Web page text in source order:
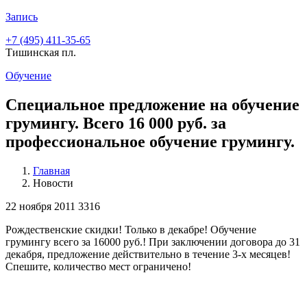
Запись
+7 (495) 411-35-65
Тишинская пл.
Обучение
Специальное предложение на обучение
грумингу. Всего 16 000 руб. за
профессиональное обучение грумингу.
Главная
Новости
22 ноября 2011 3316
Рождественские скидки! Только в декабре! Обучение
грумингу всего за 16000 руб.! При заключении договора до 31
декабря, предложение действительно в течение 3-х месяцев!
Спешите, количество мест ограничено!